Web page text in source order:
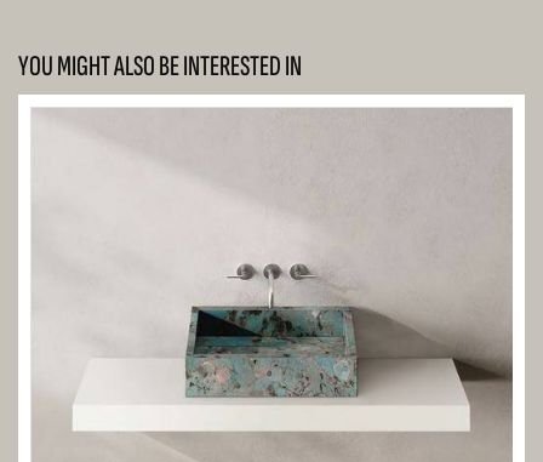
YOU MIGHT ALSO BE INTERESTED IN